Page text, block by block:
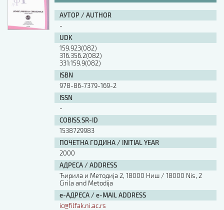
АУТОР / AUTHOR
-
UDK
159.923(082)
316.356.2(082)
331:159.9(082)
ISBN
978-86-7379-169-2
ISSN
-
COBISS.SR-ID
1538729983
ПОЧЕТНА ГОДИНА / INITIAL YEAR
2000
АДРЕСА / ADDRESS
Ћирила и Методија 2, 18000 Ниш / 18000 Nis, 2
Cirila and Metodija
е-АДРЕСА / e-MAIL ADDRESS
ic@filfak.ni.ac.rs